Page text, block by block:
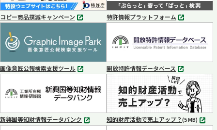
コピー商品撲滅キャンペーン
別
で
開
く
特許情報プラットフォーム
別
ブ
で
く
画像意匠公報検索支援ツール
別
ブ
で
く
開放特許情報データベース
別
タ
ブ
で
開
く
新興国等知財情報データバンク
別
知的財産活動で売上アップ？(5 MB) MP4